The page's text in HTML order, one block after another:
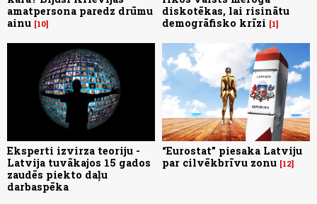
amatpersona paredz drūmu
ainu 10
diskotēkas, lai risinātu
demogrāfisko krīzi
1
Eksperti izvirza teoriju -
Latvija tuvākajos 15 gados
zaudēs piekto daļu
darbaspēka
“Eurostat” piesaka Latviju
par cilvēkbrīvu zonu 12